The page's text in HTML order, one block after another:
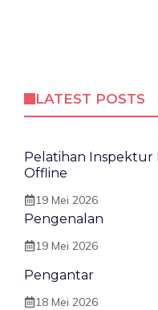
LATEST POSTS
Pelatihan Inspektur
Offline
19 Mei 2026
Pengenalan
19 Mei 2026
Pengantar
18 Mei 2026